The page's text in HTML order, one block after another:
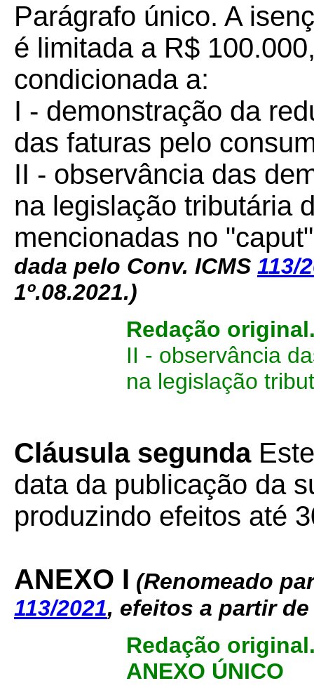
Parágrafo único. A
é limitada a R$
condicionada a:
I - demonstração da
das faturas pelo
II - observância das
na legislação tributária
mencionadas no
dada pelo Conv. ICMS 113/
1º.08.2021.)
Redação
II - observância
na legislação
Cláusula segunda
data da publicação da
produzindo efeitos até
ANEXO I (Renomeado
113/2021, efeitos a partir de
Redação
ANEXO ÚNICO